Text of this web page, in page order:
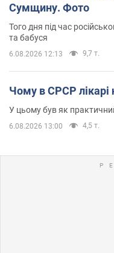
Сумщину. Фото
Того дня під час
та бабуся
6.08.2026 12:13 9,7 т.
Чому в СРСР лікарі
У цьому був як
6.08.2026 13:00 4,5 т.